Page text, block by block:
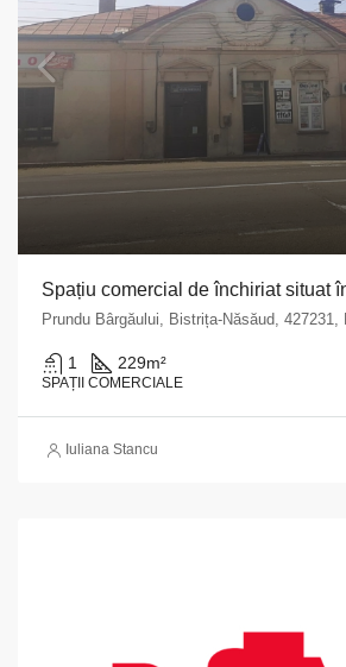
Prundu Bârgăului, Bistrița-Năsăud, 427231,
1 229m²
SPAȚII COMERCIALE
Iuliana Stancu